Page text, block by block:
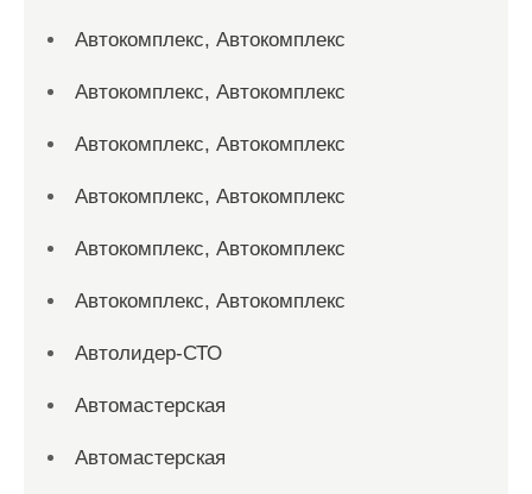
Автокомплекс, Автокомплекс
Автокомплекс, Автокомплекс
Автокомплекс, Автокомплекс
Автокомплекс, Автокомплекс
Автокомплекс, Автокомплекс
Автокомплекс, Автокомплекс
Автолидер-СТО
Автомастерская
Автомастерская